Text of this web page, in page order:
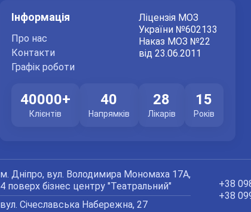
Інформація
Про нас
Контакти
Графік роботи
Ліцензія МОЗ
України №602133
Наказ МОЗ №22
від 23.06.2011
40000+
Клієнтів
40
Напрямків
28
Лікарів
15
Років
м. Дніпро, вул. Володимира Мономаха 17А,
4 поверх бізнес центру "Театральний"
вул. Січеславська Набережна, 27
+38
+38
Відправляючи данні я даю згоду на